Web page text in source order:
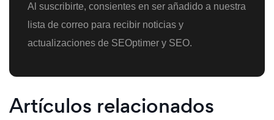
Al suscribirte, consientes en ser añadido a nuestra
lista de correo para recibir noticias y
actualizaciones de SEOptimer y SEO.
Artículos relacionados